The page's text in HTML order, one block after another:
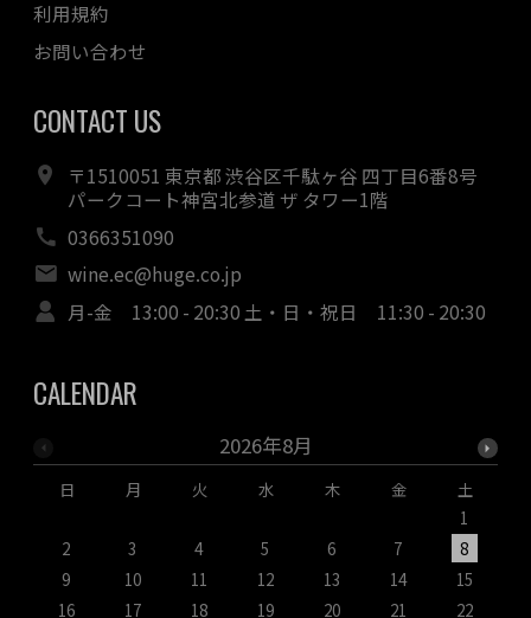
利用規約
お問い合わせ
CONTACT US
〒1510051 東京都 渋谷区千駄ヶ谷 四丁目6番8号
パークコート神宮北参道 ザ タワー1階
0366351090
wine.ec@huge.co.jp
月-金 13:00 - 20:30 土・日・祝日 11:30 - 20:30
CALENDAR
2026年8月
日 月 火 水 木 金
土
1
2
3 4 5 6 7
8
9
10 11 12 13 14
15
16
17 18 19 20 21 22